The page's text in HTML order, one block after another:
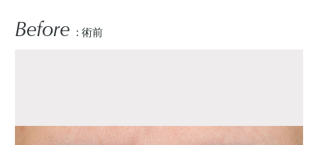
Before : 術前